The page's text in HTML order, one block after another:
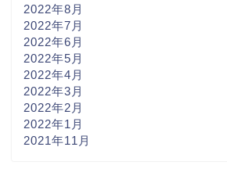
2022年8月
2022年7月
2022年6月
2022年5月
2022年4月
2022年3月
2022年2月
2022年1月
2021年11月